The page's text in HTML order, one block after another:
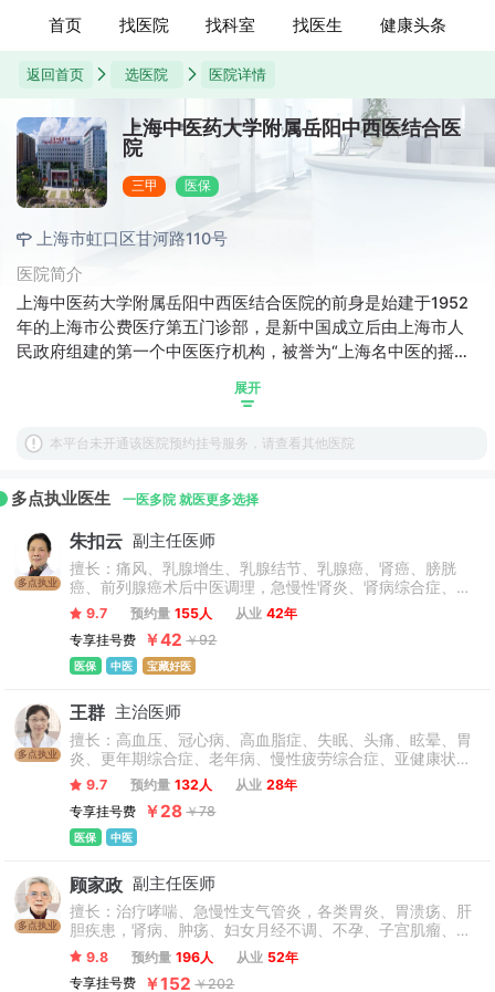
首页 找医院 找科室 找医生 健康头条
返回首页 选医院 医院详情
上海中医药大学附属岳阳中西医结合医
院
三甲 医保
上海市虹口区甘河路110号
医院简介
上海中医药大学附属岳阳中西医结合医院的前身是始建于1952
年的上海市公费医疗第五门诊部，是新中国成立后由上海市人
民政府组建的第一个中医医疗机构，被誉为“上海名中医的摇
院，是全国重点中西医结合医院。医院总部地处虹口区，是上
医特诊部地处静安区，文化历史内涵浓厚，汇集沪上中医名家
经络研究所地处徐汇区，非药物治疗特色明显。甘河路总部、
翼”格局。
展开
本平台未开通该医院预约挂号服务，请查看其他医院
多点执业医生 一医多院 就医更多选择
多点执业
朱扣云 副主任医师
擅长：痛风、乳腺增生、乳腺结节、乳腺癌、肾癌、膀胱
癌、前列腺癌术后中医调理，急慢性肾炎、肾病综合症、糖
尿病、糖尿病肾病、痛风病肾病、慢性肾功能衰竭、急慢性
尿路感染等成人、儿科肾脏疾病及治疗儿科呼吸道疾病（气
管炎、哮喘、肺炎），消化道疾病等儿内科各种疾病。
9.7 预约量 155人 从业 42年
专享挂号费
￥42 ￥92
医保 中医 宝藏好医
多点执业
王群 主治医师
擅长：高血压、冠心病、高血脂症、失眠、头痛、眩晕、胃
炎、更年期综合症、老年病、慢性疲劳综合症、亚健康状态
等。
9.7 预约量 132人 从业 28年
专享挂号费
￥28 ￥78
医保 中医
多点执业
顾家政 副主任医师
擅长：治疗哮喘、急慢性支气管炎，各类胃炎、胃溃疡、肝
胆疾患，肾病、肿疡、妇女月经不调、不孕、子宫肌瘤、卵
巢囊肿等病，以及各种虚证的膏方调理。
9.8 预约量 196人 从业 52年
专享挂号费
￥152 ￥202